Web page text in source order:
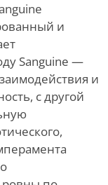
и
Sanguine —
и
с другой